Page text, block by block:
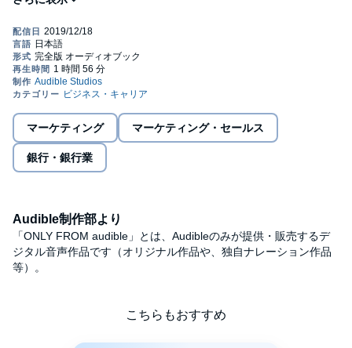
大規模な人員削減策を発表したメガバンク。過当競争とカネ余
り、経営者の目は、低成長でも稼げるコスト構造作りに向かって
いる。銀行員が置かれている環境も変わらざるをえない。３メガ
バンクのほか、ゆうちょ銀行、商工中金、地方銀行など転換期に
ある銀行のキャリア事情から経営戦略まで幅広く実態を報告し、
不安だらけの銀行員の今後を展望する。
本誌は『週刊東洋経済』２０１８年６月２日号掲載の２５ページ
分を電子化したものです。©東洋経済新報社 (P)2019 Audible, Inc.
マーケティング マーケティング・セールス
銀行・銀行業
Audible制作部より
「ONLY FROM audible」とは、Audibleのみが提供・販売するデ
ジタル音声作品です（オリジナル作品や、独自ナレーション作品
等）。
こちらもおすすめ